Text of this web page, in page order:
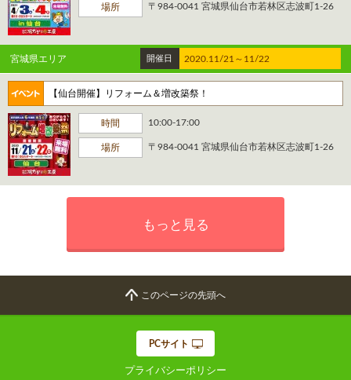
場所 〒984-0041 宮城県仙台市若林区志波町1-26
宮城県エリア 開催日 2020.11/21～11/22
【仙台開催】リフォーム＆増改築祭！
時間 10:00-17:00
場所 〒984-0041 宮城県仙台市若林区志波町1-26
もっと見る
このページの先頭へ
PCサイト
プライバシーポリシー